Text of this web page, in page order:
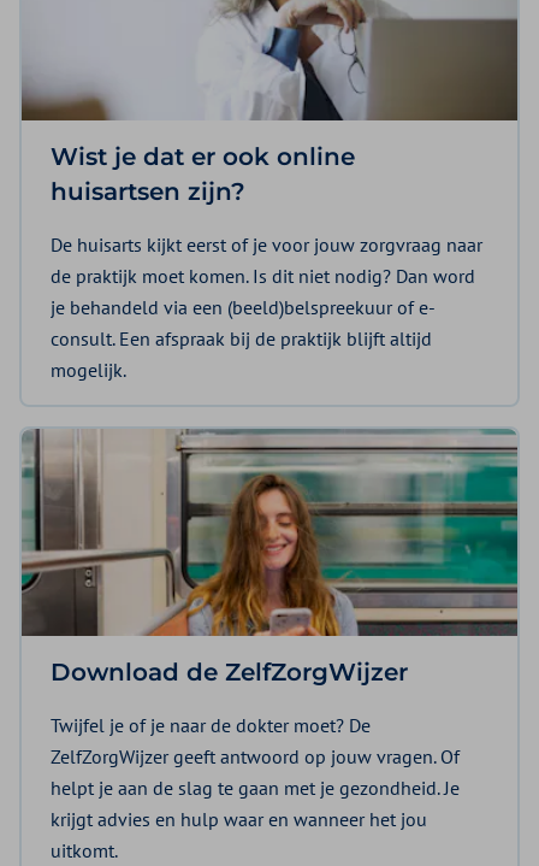
Wist je dat er ook online
huisartsen zijn?
De huisarts kijkt eerst of je voor jouw zorgvraag naar
de praktijk moet komen. Is dit niet nodig? Dan word
je behandeld via een (beeld)belspreekuur of e-
consult. Een afspraak bij de praktijk blijft altijd
mogelijk.
Download de ZelfZorgWijzer
Twijfel je of je naar de dokter moet? De
ZelfZorgWijzer geeft antwoord op jouw vragen. Of
helpt je aan de slag te gaan met je gezondheid. Je
krijgt advies en hulp waar en wanneer het jou
uitkomt.